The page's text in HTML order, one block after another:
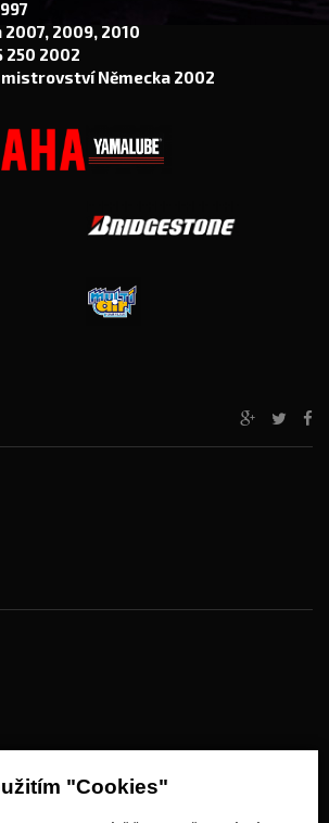
"Cookies"
2007, 2009, 2010
250 2002
Německa 2002